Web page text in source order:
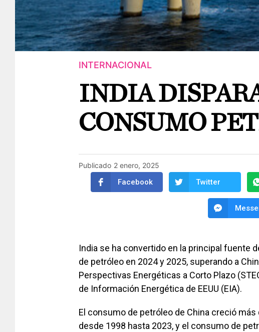
INTERNACIONAL
INDIA
CONSUMO
Publicado 2 enero, 2025
Facebook Twitter
India se ha convertido en la principal fuente
de petróleo en 2024 y 2025, superando a
Perspectivas Energéticas a Corto Plazo
de Información Energética de EEUU (EIA).
El consumo de petróleo de China creció
desde 1998 hasta 2023, y el consumo de